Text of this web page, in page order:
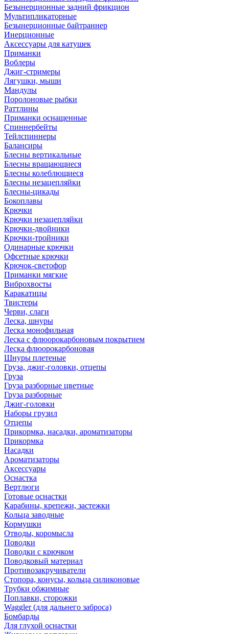
Безынерционные задний фрикцион
Мультипликаторные
Безынерционные байтраннер
Инерционные
Аксессуары для катушек
Приманки
Воблеры
Джиг-стримеры
Лягушки, мыши
Мандулы
Поролоновые рыбки
Раттлины
Приманки оснащенные
Спиннербейты
Тейлспиннеры
Балансиры
Блесны вертикальные
Блесны вращающиеся
Блесны колеблющиеся
Блесны незацепляйки
Блесны-цикады
Бокоплавы
Крючки
Крючки незацепляйки
Крючки-двойники
Крючки-тройники
Одинарные крючки
Офсетные крючки
Крючок-светофор
Приманки мягкие
Виброхвосты
Каракатицы
Твистеры
Черви, слаги
Леска, шнуры
Леска монофильная
Леска с флюорокарбоновым покрытием
Леска флюорокарбоновая
Шнуры плетеные
Груза, джиг-головки, отцепы
Груза
Груза разборные цветные
Груза разборные
Джиг-головки
Наборы грузил
Отцепы
Прикормка, насадки, ароматизаторы
Прикормка
Насадки
Ароматизаторы
Аксессуары
Оснастка
Вертлюги
Готовые оснастки
Карабины, крепежи, застежки
Кольца заводные
Кормушки
Отводы, коромысла
Поводки
Поводки с крючком
Поводковый материал
Противозакручиватели
Стопора, конусы, кольца силиконовые
Трубки обжимные
Поплавки, сторожки
Waggler (для дальнего заброса)
Бомбарды
Для глухой оснастки